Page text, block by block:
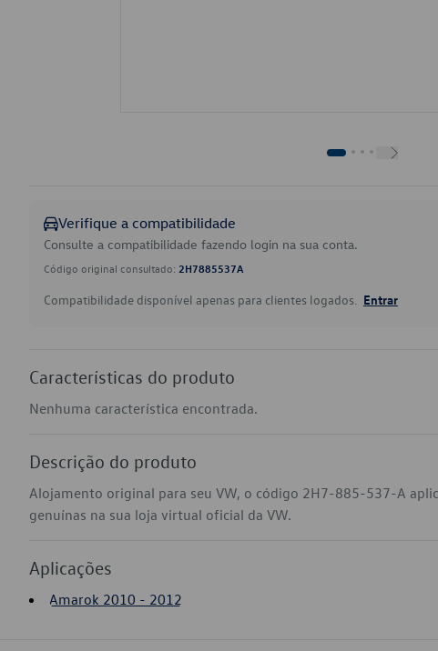
Verifique a compatibilidade
Consulte a compatibilidade fazendo login na sua conta.
Código original consultado: 2H7885537A
Compatibilidade disponível apenas para clientes logados. Entrar
Características do produto
Nenhuma característica encontrada.
Descrição do produto
Alojamento original para seu VW, o código 2H7-885-537-A
genuínas na sua loja virtual oficial da VW.
Aplicações
Amarok 2010 - 2012